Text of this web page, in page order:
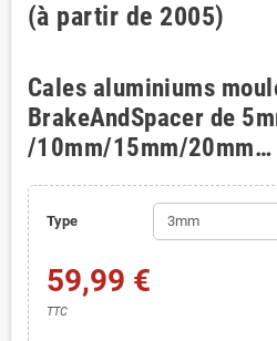
(à partir de 2005)
Cales aluminiums
BrakeAndSpacer de
/10mm/15mm/20mm…
Type
59,99 €
TTC